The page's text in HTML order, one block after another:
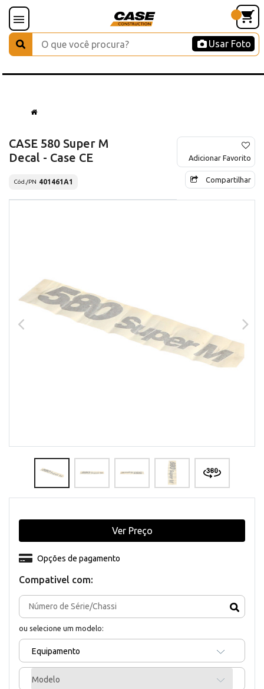
Usar Foto
CASE 580 Super M
Decal - Case CE
Cód./PN 401461A1
Adicionar Favorito
Compartilhar
Compativel com:
ou selecione um modelo:
Equipamento
Modelo
Opções de pagamento
Ver Preço